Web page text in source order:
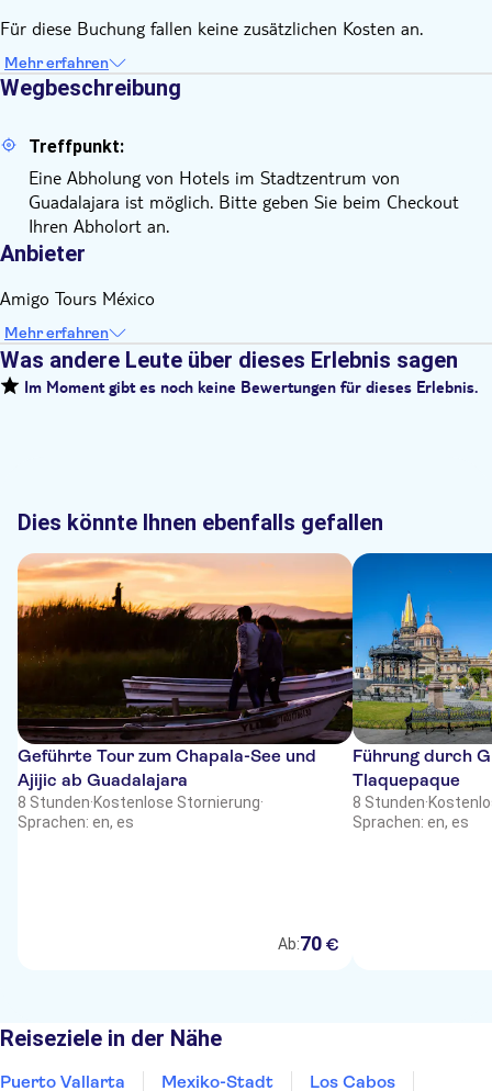
Für diese Buchung fallen keine zusätzlichen Kosten an.
Mehr erfahren
Wegbeschreibung
Treffpunkt:
Eine Abholung von Hotels im Stadtzentrum von
Guadalajara ist möglich. Bitte geben Sie beim Checkout
Ihren Abholort an.
Anbieter
Amigo Tours México
Mehr erfahren
Was andere Leute über dieses Erlebnis sagen
Im Moment gibt es noch keine Bewertungen für dieses Erlebnis.
Dies könnte Ihnen ebenfalls gefallen
Geführte Tour zum Chapala-See und
Ajijic ab Guadalajara
8 Stunden·Kostenlose Stornierung·
Sprachen: en, es
Ab:70 €
Führung durch
Tlaquepaque
8 Stunden·
Sprachen: en, es
Reiseziele in der Nähe
Puerto Vallarta Mexiko-Stadt
Los Cabos